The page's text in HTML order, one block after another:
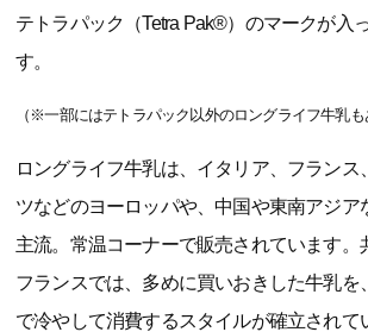
テトラパック（Tetra Pak®）のマークが入
す。
（※一部にはテトラパック以外のロングライフ牛乳も
ロングライフ牛乳は、イタリア、フランス
ツなどのヨーロッパや、中国や東南アジア
主流。常温コーナーで販売されています。
フランスでは、多めに買いおきした牛乳を
で冷やして消費するスタイルが確立されて